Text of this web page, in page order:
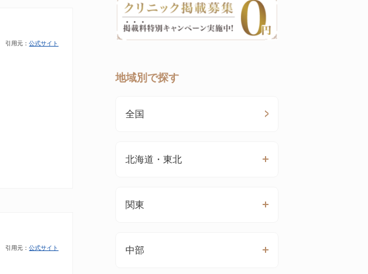
引用元：公式サイト
引用元：公式サイト
地域別で探す
全国
北海道・東北
関東
中部